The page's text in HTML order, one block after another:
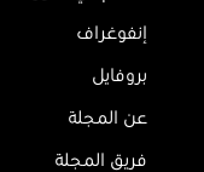
إنفوغراف
بروفايل
عن المجلة
فريق المجلة